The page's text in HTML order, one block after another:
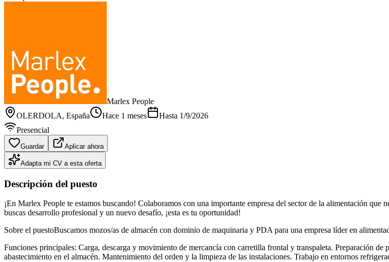
Marlex People
OLERDOLA, España Hace 1 meses Hasta 1/9/2026
Presencial
Guardar Aplicar ahora
Adapta mi CV a esta oferta
Descripción del puesto
¡En Marlex People te estamos buscando! Colaboramos con una importante empresa del sector de la alimentación
buscas desarrollo profesional y un nuevo desafío, ¡esta es tu oportunidad!
Sobre el puestoBuscamos mozos/as de almacén con dominio de maquinaria y PDA para una empresa líder en
Funciones principales: Carga, descarga y movimiento de mercancía con carretilla frontal y transpaleta. Preparación
abastecimiento en el almacén. Mantenimiento del orden y la limpieza de las instalaciones. Trabajo en entornos